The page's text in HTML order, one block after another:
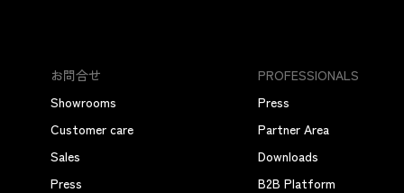
お問合せ
Showrooms
Customer care
Sales
Press
PROFESSIONALS
Press
Partner Area
Downloads
B2B Platform